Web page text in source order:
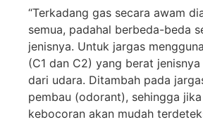
“Terkadang gas secara awam
semua, padahal berbeda-beda
jenisnya. Untuk jargas
(C1 dan C2) yang berat
dari udara. Ditambah pada
pembau (odorant), sehingga
kebocoran akan mudah